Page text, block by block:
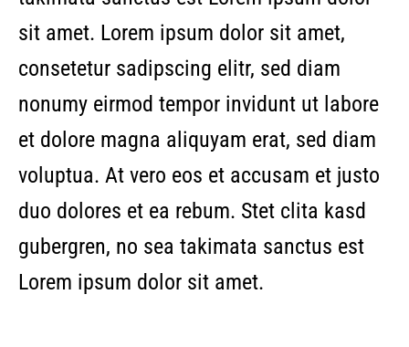
sit amet. Lorem ipsum dolor sit amet,
consetetur sadipscing elitr, sed diam
nonumy eirmod tempor invidunt ut labore
et dolore magna aliquyam erat, sed diam
voluptua. At vero eos et accusam et justo
duo dolores et ea rebum. Stet clita kasd
gubergren, no sea takimata sanctus est
Lorem ipsum dolor sit amet.